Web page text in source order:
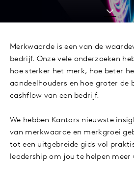
Merkwaarde is een van de
bedrijf. Onze vele onderzoeken
hoe sterker het merk, hoe beter
aandeelhouders en hoe groter de
cashflow van een bedrijf.
We hebben Kantars nieuwste
van merkwaarde en merkgroei
tot een uitgebreide gids vol
leadership om jou te helpen